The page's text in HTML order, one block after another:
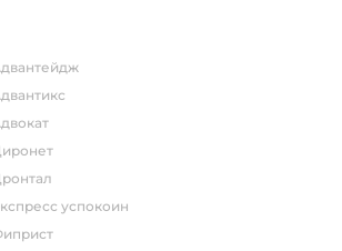
адвантейдж
адвантикс
адвокат
диронет
дронтал
экспресс успокоин
фиприст